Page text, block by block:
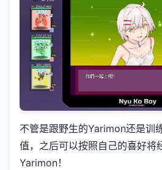
不管是跟野生的Yarimon还是训
值，之后可以按照自己的喜好将
Yarimon！